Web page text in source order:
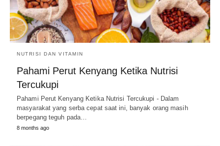
NUTRISI DAN VITAMIN
Pahami Perut Kenyang Ketika Nutrisi
Tercukupi
Pahami Perut Kenyang Ketika Nutrisi Tercukupi - Dalam
masyarakat yang serba cepat saat ini, banyak orang masih
berpegang teguh pada…
8 months ago